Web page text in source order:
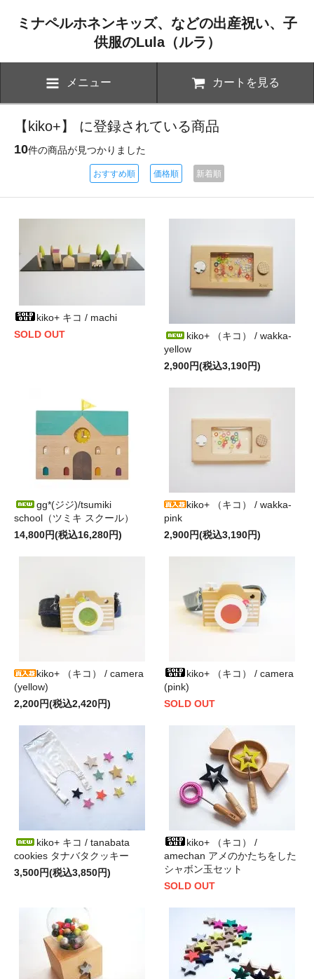
ミナペルホネンキッズ、などの出産祝い、子
供服のLula（ルラ）
メニュー カートを見る
【kiko+】 に登録されている商品
10件の商品が見つかりました
おすすめ順 価格順 新着順
kiko+ キコ / machi
SOLD OUT
kiko+ （キコ） / wakka-
yellow
2,900円(税込3,190円)
gg*(ジジ)/tsumiki
school（ツミキ スクール）
14,800円(税込16,280円)
kiko+ （キコ） / wakka-
pink
2,900円(税込3,190円)
kiko+ （キコ） / camera
(yellow)
2,200円(税込2,420円)
kiko+ （キコ） / camera
(pink)
SOLD OUT
kiko+ キコ / tanabata
cookies タナバタクッキー
3,500円(税込3,850円)
kiko+ （キコ） /
amechan アメのかたちをした
シャボン玉セット
SOLD OUT